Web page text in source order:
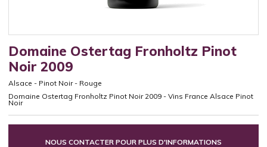
Domaine Ostertag Fronholtz Pinot
Noir 2009
Alsace - Pinot Noir- Rouge
Domaine Ostertag Fronholtz Pinot Noir 2009 - Vins France Alsace Pinot
Noir
NOUS CONTACTER POUR PLUS D'INFORMATIONS